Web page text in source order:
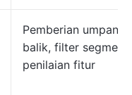
Pemberian umpan
balik, filter segmen,
penilaian fitur